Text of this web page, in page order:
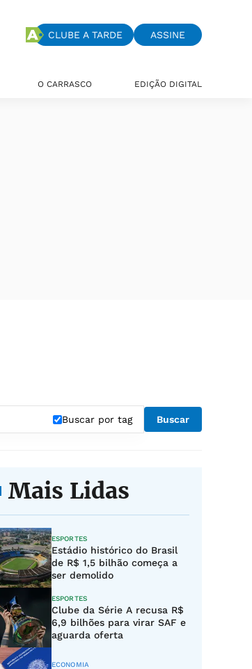
CLUBE A TARDE ASSINE
O CARRASCO EDIÇÃO DIGITAL
Buscar por tag Buscar
Mais Lidas
ESPORTES
Estádio histórico do Brasil
de R$ 1,5 bilhão começa a
ser demolido
ESPORTES
Clube da Série A recusa R$
6,9 bilhões para virar SAF e
aguarda oferta
ECONOMIA